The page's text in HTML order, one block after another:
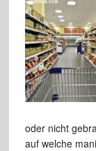
oder nicht
auf welche